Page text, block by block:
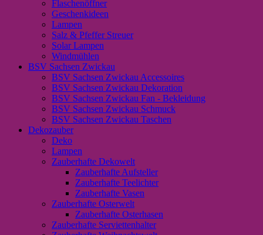
Flaschenöffner
Geschenkideen
Lampen
Salz & Pfeffer Streuer
Solar Lampen
Windmühlen
BSV Sachsen Zwickau
BSV Sachsen Zwickau Accessoires
BSV Sachsen Zwickau Dekoration
BSV Sachsen Zwickau Fan - Bekleidung
BSV Sachsen Zwickau Schmuck
BSV Sachsen Zwickau Taschen
Dekozauber
Deko
Lampen
Zauberhafte Dekowelt
Zauberhafte Aufsteller
Zauberhafte Teelichter
Zauberhafte Vasen
Zauberhafte Osterwelt
Zauberhafte Osterhasen
Zauberhafte Serviettenhalter